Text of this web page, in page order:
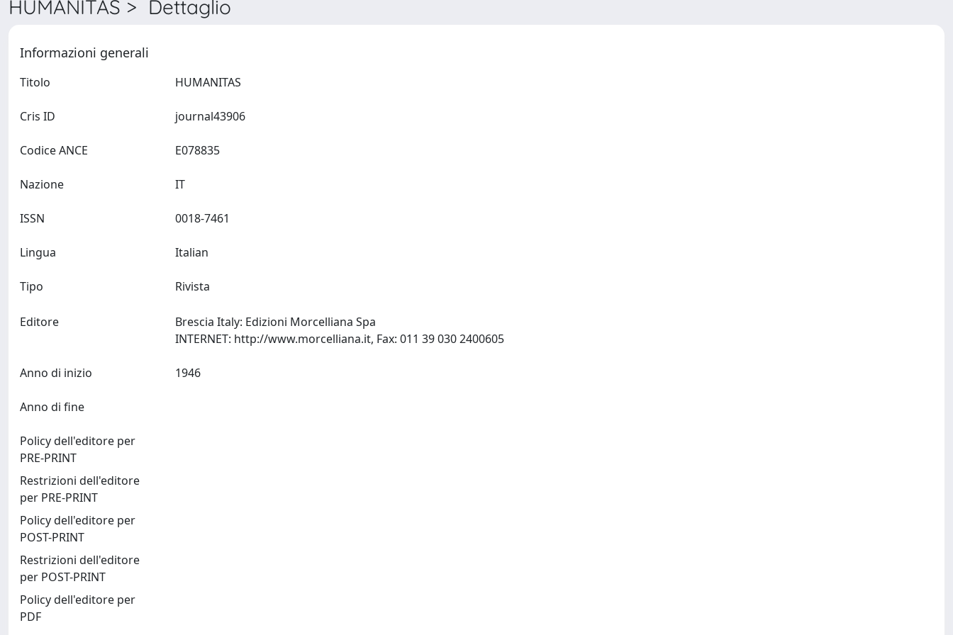
HUMANITAS > Dettaglio
Informazioni generali
Titolo
Cris ID
Codice ANCE
Nazione
ISSN
Lingua
Tipo Rivista
Editore
Brescia Italy: Edizioni Morcelliana Spa
Anno di inizio
Anno di fine
Policy dell'editore per
PRE-PRINT
Restrizioni dell'editore
per PRE-PRINT
Policy dell'editore per
POST-PRINT
Restrizioni dell'editore
per POST-PRINT
Policy dell'editore per
PDF